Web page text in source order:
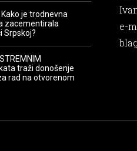
je trodnevna
zacementirala
Srpskoj?
traži donošenje
rad na otvorenom
e-